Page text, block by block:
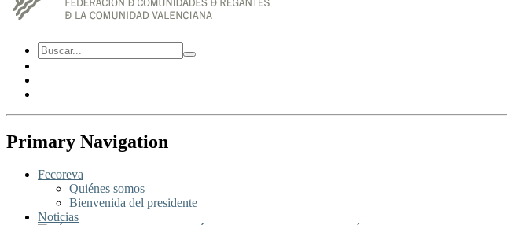
Primary Navigation
Fecoreva
Quiénes somos
Bienvenida del presidente
Noticias